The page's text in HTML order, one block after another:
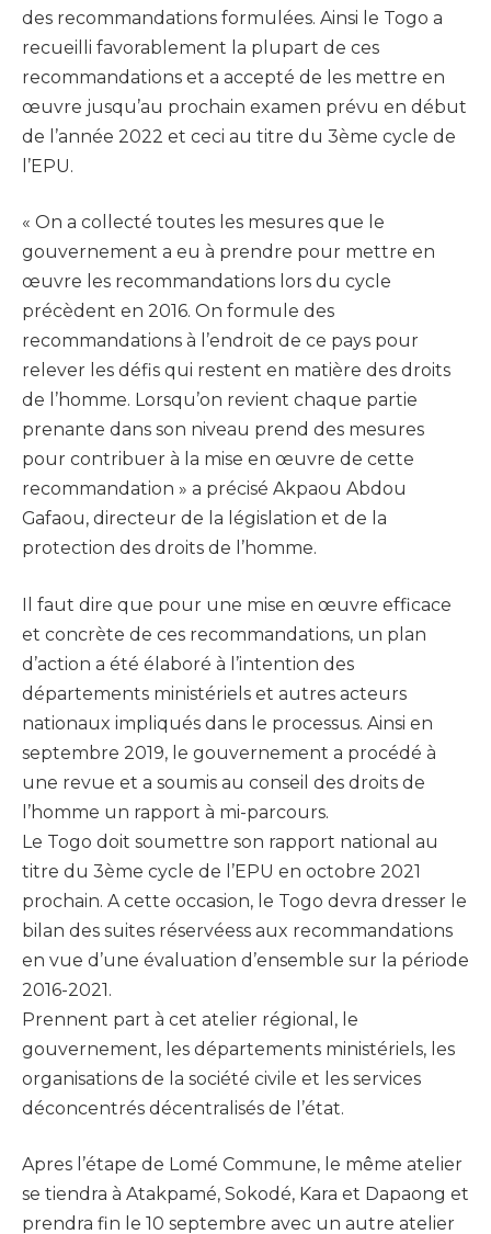
des recommandations formulées. Ainsi le Togo a
recueilli favorablement la plupart de ces
recommandations et a accepté de les mettre en
œuvre jusqu’au prochain examen prévu en début
de l’année 2022 et ceci au titre du 3ème cycle de
l’EPU.
« On a collecté toutes les mesures que le
gouvernement a eu à prendre pour mettre en
œuvre les recommandations lors du cycle
précèdent en 2016. On formule des
recommandations à l’endroit de ce pays pour
relever les défis qui restent en matière des droits
de l’homme. Lorsqu’on revient chaque partie
prenante dans son niveau prend des mesures
pour contribuer à la mise en œuvre de cette
recommandation » a précisé Akpaou Abdou
Gafaou, directeur de la législation et de la
protection des droits de l’homme.
Il faut dire que pour une mise en œuvre efficace
et concrète de ces recommandations, un plan
d’action a été élaboré à l’intention des
départements ministériels et autres acteurs
nationaux impliqués dans le processus. Ainsi en
septembre 2019, le gouvernement a procédé à
une revue et a soumis au conseil des droits de
l’homme un rapport à mi-parcours.
Le Togo doit soumettre son rapport national au
titre du 3ème cycle de l’EPU en octobre 2021
prochain. A cette occasion, le Togo devra dresser le
bilan des suites réservéess aux recommandations
en vue d’une évaluation d’ensemble sur la période
2016-2021.
Prennent part à cet atelier régional, le
gouvernement, les départements ministériels, les
organisations de la société civile et les services
déconcentrés décentralisés de l’état.
Apres l’étape de Lomé Commune, le même atelier
se tiendra à Atakpamé, Sokodé, Kara et Dapaong et
prendra fin le 10 septembre avec un autre atelier